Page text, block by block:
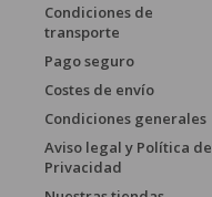
Condiciones de
transporte
Pago seguro
Costes de envío
Condiciones generales
Aviso legal y Política de
Privacidad